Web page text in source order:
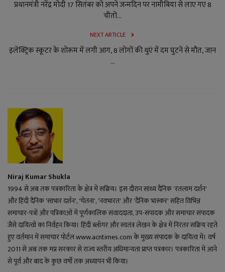
प्रधानमंत्री नरेंद्र मोदी 17 सितंबर को अपने जन्मदिन पर नामीबिया से लाए गए 8
चीतो...
NEXT ARTICLE
इलेक्ट्रिक स्कूटर के शोरूम में लगी आग, 8 लोगों की धुएं में दम घुटने से मौत, जान
...
Niraj Kumar Shukla
1994 से अब तक पत्रकारिता के क्षेत्र में सक्रिय। इस दौरान सांध्य दैनिक 'रतलाम दर्शन'
और हिंदी दैनिक 'साभार दर्शन', 'चेतना', 'नवभारत' और 'दैनिक भास्कर' सहित विभिन्न
समाचार-पत्रों और पत्रिकाओं में पूर्णकालिक संवाददाता, उप-संपादक और समाचार संपादक
जैसे दायित्वों का निर्वहन किया। हिंदी ब्लॉगर और स्वतंत्र लेखन के क्षेत्र में निरंतर सक्रिय रहते
हुए वर्तमान में समाचार पोर्टल www.acntimes.com के मुख्य संपादक के दायित्व में। वर्ष
2011 से अब तक मप्र सरकार से राज्य स्तरीय अधिमान्यता प्राप्त पत्रकार। पत्रकारिता में आने
से पूर्व और बाद के कुछ वर्षों तक अध्यापन भी किया।